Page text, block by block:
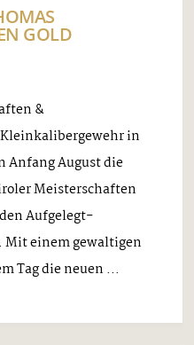
GOLD
&
in
Anfang August die
Meisterschaften
Aufgelegt-
einem gewaltigen
Tag die neuen ...